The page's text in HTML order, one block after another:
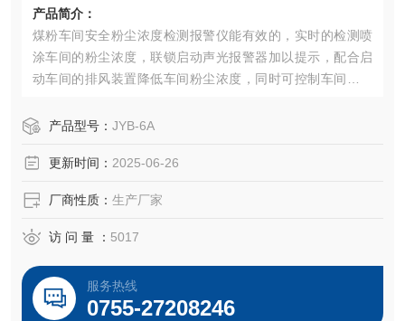
产品简介：
煤粉车间安全粉尘浓度检测报警仪能有效的，实时的检测喷
涂车间的粉尘浓度，联锁启动声光报警器加以提示，配合启
动车间的排风装置降低车间粉尘浓度，同时可控制车间工序
产品型号： JYB-6A
更新时间： 2025-06-26
厂商性质： 生产厂家
访 问 量 ： 5017
服务热线
0755-27208246